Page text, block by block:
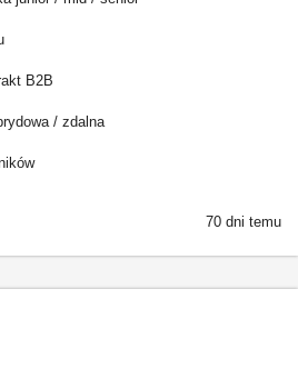
B2B
/ zdalna
70 dni temu